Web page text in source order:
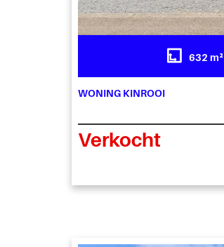
632 m²
WONING KINROOI
Verkocht